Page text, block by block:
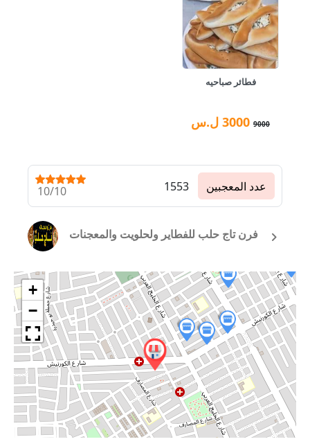
فطائر صباحيه
9000
3000 ل.س
10/10 1553 عدد المعجبين
فرن تاج حلب للفطاير ولحلويت والمعجنات
+
−